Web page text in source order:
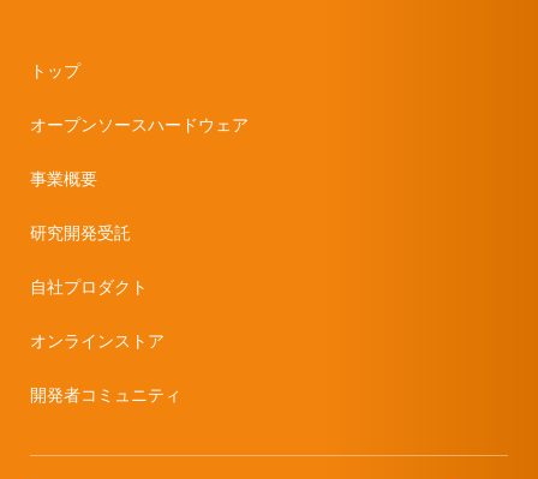
トップ
オープンソースハードウェア
事業概要
研究開発受託
自社プロダクト
オンラインストア
開発者コミュニティ